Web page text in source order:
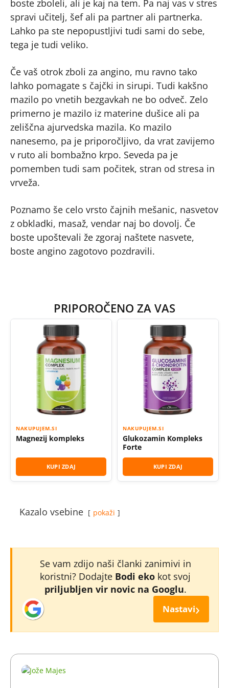
boste zboleli, ali je kaj na tem. Pa naj vas v stres
spravi učitelj, šef ali pa partner ali partnerka.
Lahko pa ste nepopustljivi tudi sami do sebe,
tega je tudi veliko.
Če vaš otrok zboli za angino, mu ravno tako
lahko pomagate s čajčki in sirupi. Tudi kakšno
mazilo po vnetih bezgavkah ne bo odveč. Zelo
primerno je mazilo iz materine dušice ali pa
zeliščna ajurvedska mazila. Ko mazilo
nanesemo, pa je priporočljivo, da vrat zavijemo
v ruto ali bombažno krpo. Seveda pa je
pomemben tudi sam počitek, stran od stresa in
vrveža.
Poznamo še celo vrsto čajnih mešanic, nasvetov
z obkladki, masaž, vendar naj bo dovolj. Če
boste upoštevali že zgoraj naštete nasvete,
boste angino zagotovo pozdravili.
PRIPOROČENO ZA VAS
NAKUPUJEM.SI
Magnezij kompleks
KUPI ZDAJ
NAKUPUJEM.SI
Glukozamin Kompleks
Forte
KUPI ZDAJ
Kazalo vsebine pokaži
Se vam zdijo naši članki zanimivi in
koristni? Dodajte Bodi eko kot svoj
priljubljen vir novic na Googlu.
Nastavi›